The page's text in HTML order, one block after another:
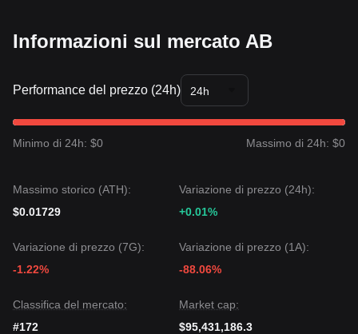
Informazioni sul mercato AB
Performance del prezzo (24h) 24h
Minimo di 24h: $0 Massimo di 24h: $0
Massimo storico (ATH):
$0.01729
Variazione di prezzo (24h):
+0.01%
Variazione di prezzo (7G):
-1.22%
Variazione di prezzo (1A):
-88.06%
Classifica del mercato:
#172
Market cap:
$95,431,186.3